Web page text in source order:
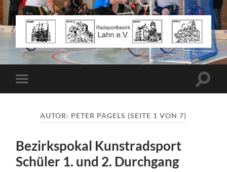
Radsportbezirk
Lahn
e.V.
Menü
AUTOR: PETER PAGELS (SEITE 1 VON 7)
Bezirkspokal Kunstradsport
Schüler 1. und 2. Durchgang